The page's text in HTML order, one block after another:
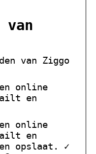
van
van Ziggo
online
en
online
en
opslaat. ✓